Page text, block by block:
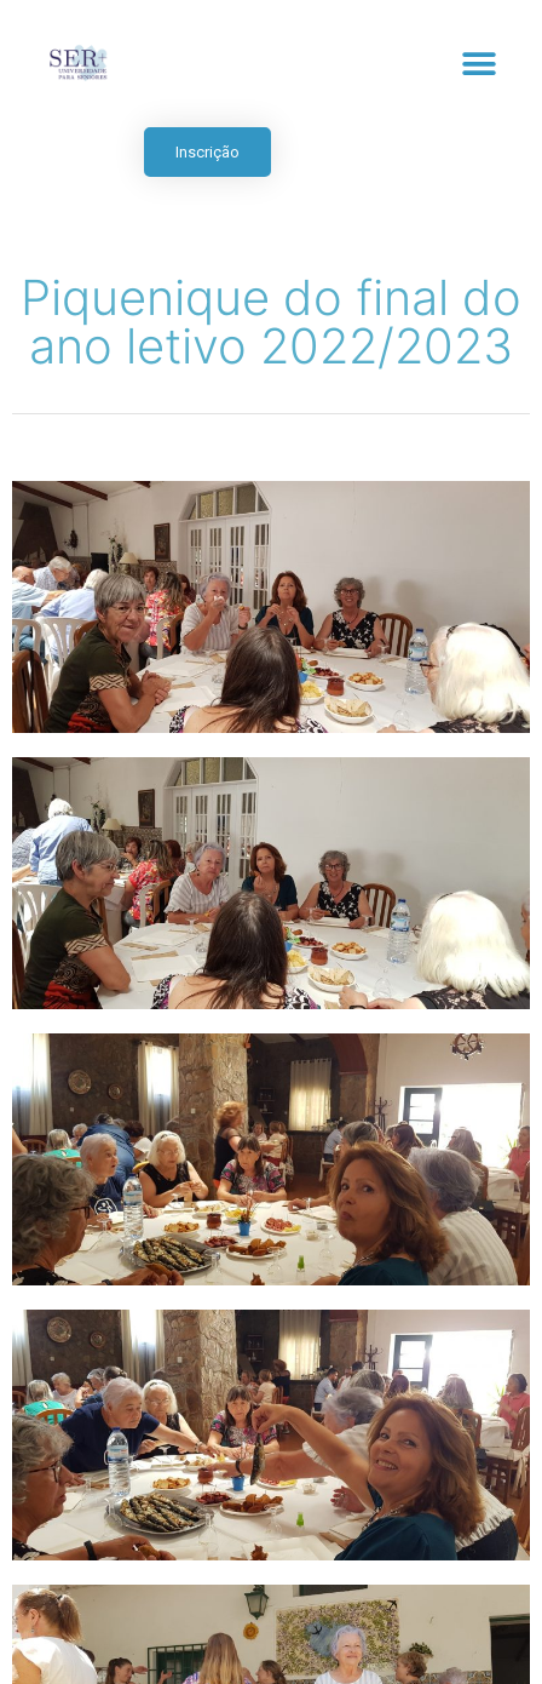
Inscrição
Piquenique do final do
ano letivo 2022/2023